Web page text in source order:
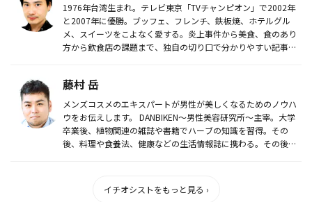
1976年台湾生まれ。テレビ東京「TVチャンピオン」で2002年
と2007年に優勝。ブッフェ、フレンチ、鉄板焼、ホテルグル
メ、スイーツをこよなく愛する。炎上事件から美食、食のあり
方から飲食店の課題まで、独自の切り口で分かりやすい記事を
藤村 岳
メンズコスメのエキスパートが男性が美しくなるためのノウハ
ウをお伝えします。 DANBIKEN～男性美容研究所～主宰。大学
卒業後、植物関連の雑誌や書籍でハーブの知識を習得。その
後、料理や食養法、健康などの生活情報誌に携わる。その後独
イチオシストをもっと見る ›